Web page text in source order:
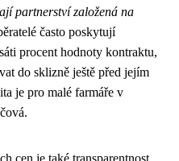
partnerství založená na
často poskytují
procent hodnoty kontraktu,
do sklizně ještě před jejím
je pro malé farmáře v
cen je také transparentnost